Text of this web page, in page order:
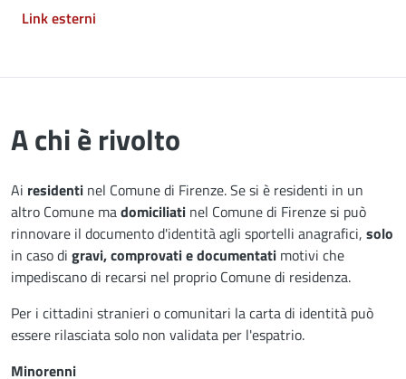
Link esterni
A chi è rivolto
Ai residenti nel Comune di Firenze. Se si è residenti in un
altro Comune madomiciliati nel Comune di Firenze si può
rinnovare il documento d'identità agli sportelli anagrafici, solo
in caso di gravi, comprovati e documentati motivi che
impediscano di recarsi nel proprio Comune di residenza.
Per i cittadini stranieri o comunitari la carta di identità può
essere rilasciata solo non validata per l'espatrio.
Minorenni